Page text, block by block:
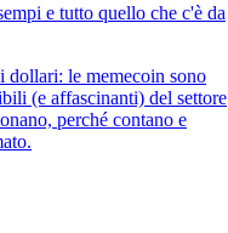
e tutto quello che c'è da
le memecoin sono
(e affascinanti) del settore
perché contano e